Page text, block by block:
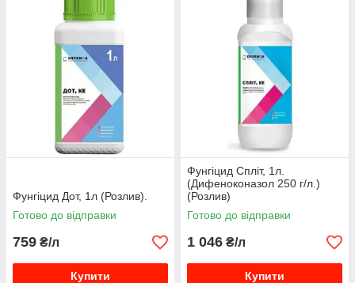
Фунгіцид Дот, 1л (Розлив).
Готово до відправки
759 ₴/л
Купити
Фунгіцид Спліт, 1л.
(Дифеноконазол 250 г/л.)
(Розлив)
Готово до відправки
1 046 ₴/л
Купити